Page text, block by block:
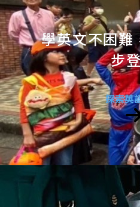
學英文不困難
步
探索英